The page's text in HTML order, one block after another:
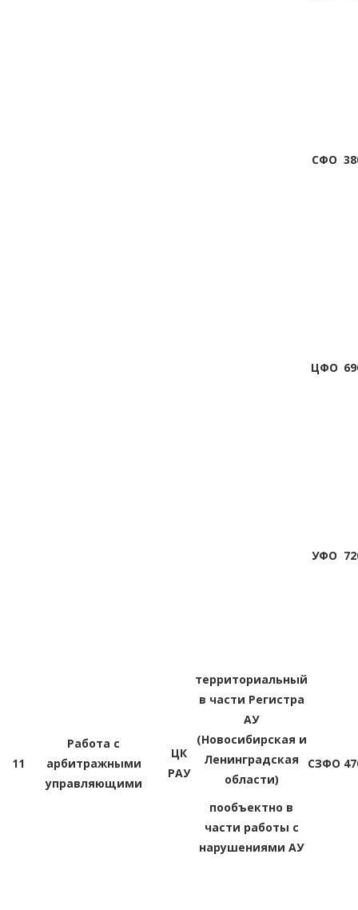
СФО
ЦФО
УФО
11
Работа с
арбитражными
управляющими
ЦК
РАУ
территориальный
в части Регистра
АУ
(Новосибирская и
Ленинградская
области)
пообъектно в
части работы с
нарушениями АУ
СЗФО